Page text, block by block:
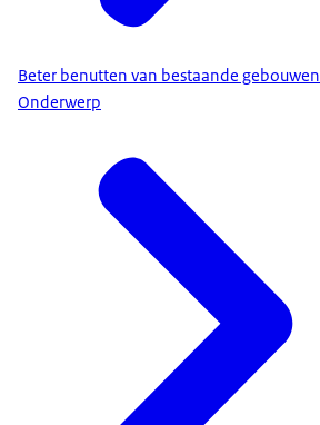
Beter benutten van bestaande gebouwen
Onderwerp